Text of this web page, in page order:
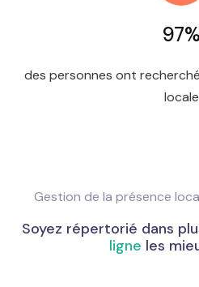
97%
des personnes ont
locale
Gestion de la présence
Soyez répertorié dans
ligne les